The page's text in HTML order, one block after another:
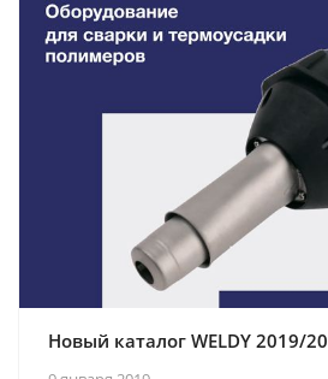
Новый каталог WELDY 2019/20